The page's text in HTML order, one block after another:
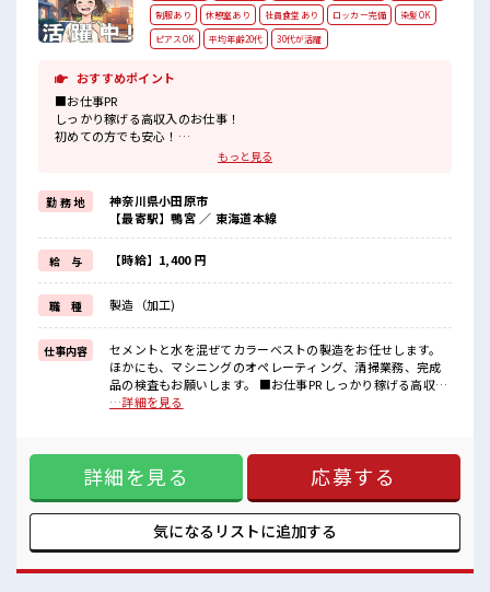
制服あり
休憩室あり 社員食堂あり ロッカー完備
染髪OK
ピアスOK
平均年齢20代 30代が活躍
おすすめポイント
■お仕事PR
しっかり稼げる高収入のお仕事！
初めての方でも安心！
担当がしっかりバックアップします。
・製造業の工場勤務に興味がある方。
・高収入で働きたい方。
・担当者のサポートが必要な方。
≪稼ぎたい人向け≫
高収入を希望される方にオススメ。
残業は月20時間以上あります♪
≪機能的な制服アリ≫
制服があるので事前準備不要♪
■職場の雰囲気
《20代・30代のスタッフさん活躍中》
メニュー豊富な社員食堂あり！
ドリンクサーバー無料♪
もっと見る
勤 務 地
神奈川県小田原市
【最寄駅】鴨宮 ／ 東海道本線
給 与 【時給】1,400 円
職 種 製造（加工)
仕事内容
セメントと水を混ぜてカラーベストの製造をお任せします。
ほかにも、マシニングのオペレーティング、清掃業務、完成
品の検査もお願いします。 ■お仕事PR しっかり稼げる高収入
のお仕事！ 初めての方でも安心！ 担当がしっかりバックアッ
必要な方。 ≪稼ぎたい人向け≫ 高収入を希望される方にオス
スメ。 残業は月20時間以上あります♪ ≪機能的な制服アリ≫
制服があるので事前準備不要♪ ■職場の雰囲気 《20代・30代
のスタッフさん活躍中》 メニュー豊富な社員食堂あり！ ドリ
ンクサーバー無料♪ コンビニ徒歩圏内！ 無料駐車場・ロッカ
ー・休憩室・喫煙所完備！
…詳細を見る
詳細を見る 応募する
気になるリストに追加する